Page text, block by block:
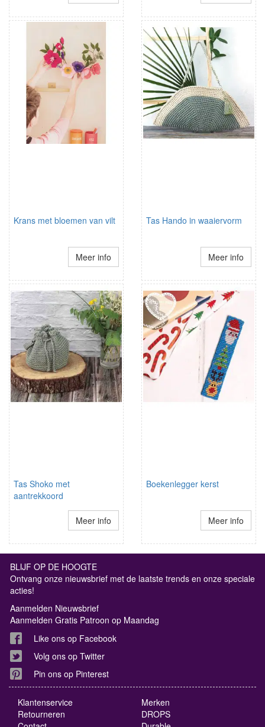
Krans met bloemen van vilt
Meer info
Tas Hando in waaiervorm
Meer info
Tas Shoko met
aantrekkoord
Meer info
Boekenlegger kerst
Meer info
BLIJF OP DE HOOGTE
Ontvang onze nieuwsbrief met de laatste trends en onze speciale
acties!
Aanmelden Nieuwsbrief
Aanmelden Gratis Patroon op Maandag
Like ons op Facebook
Volg ons op Twitter
Pin ons op Pinterest
Klantenservice
Retourneren
Merken
DROPS